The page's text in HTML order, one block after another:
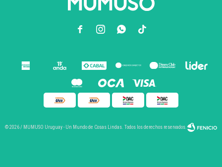
  
© 2026 / MUMUSO Uruguay - Un Mundo de Cosas Lindas. Todos los derechos reservados.